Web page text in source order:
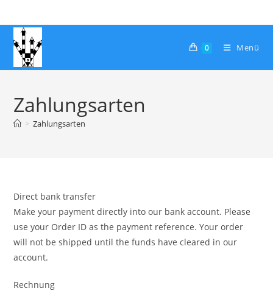
Inhalt
springen
0 Menü
Zahlungsarten
> Zahlungsarten
Direct bank transfer
Make your payment directly into our bank account. Please
use your Order ID as the payment reference. Your order
will not be shipped until the funds have cleared in our
account.
Rechnung